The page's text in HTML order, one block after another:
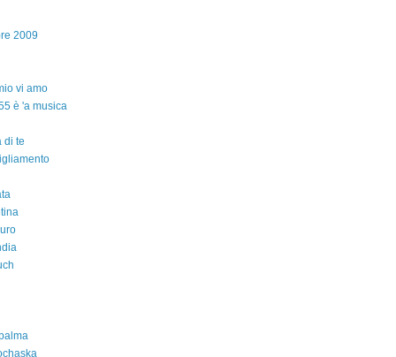
2009
vi amo
è 'a musica
di te